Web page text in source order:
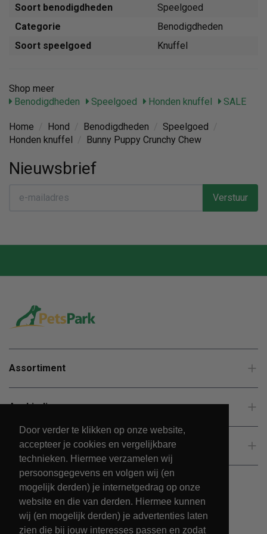
Door verder te klikken op onze website,
accepteer je cookies en vergelijkbare
technieken. Hiermee verzamelen wij
persoonsgegevens en volgen wij (en
mogelijk derden) je internetgedrag op onze
website en die van derden. Hiermee kunnen
wij (en mogelijk derden) je advertenties laten
zien die bij jouw interesses passen en zodat
Soort benodigdheden
Speelgoed
Categorie
Benodigdheden
Soort speelgoed
Knuffel
Shop meer
Benodigdheden
Speelgoed Honden knuffel SALE
Home Hond Benodigdheden Speelgoed
Honden knuffel
Bunny Puppy Crunchy Chew
Nieuwsbrief
Verstuur
Assortiment
Aanbiedingen
Klantenservice